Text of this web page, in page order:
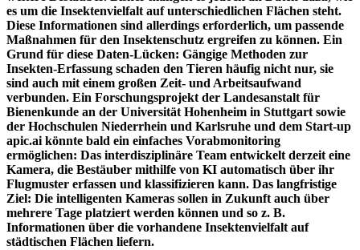
es um die Insektenvielfalt auf unterschiedlichen Flächen steht.
Diese Informationen sind allerdings erforderlich, um passende
Maßnahmen für den Insektenschutz ergreifen zu können. Ein
Grund für diese Daten-Lücken: Gängige Methoden zur
Insekten-Erfassung schaden den Tieren häufig nicht nur, sie
sind auch mit einem großen Zeit- und Arbeitsaufwand
verbunden. Ein Forschungsprojekt der Landesanstalt für
Bienenkunde an der Universität Hohenheim in Stuttgart sowie
der Hochschulen Niederrhein und Karlsruhe und dem Start-up
apic.ai könnte bald ein einfaches Vorabmonitoring
ermöglichen: Das interdisziplinäre Team entwickelt derzeit eine
Kamera, die Bestäuber mithilfe von KI automatisch über ihr
Flugmuster erfassen und klassifizieren kann. Das langfristige
Ziel: Die intelligenten Kameras sollen in Zukunft auch über
mehrere Tage platziert werden können und so z. B.
Informationen über die vorhandene Insektenvielfalt auf
städtischen Flächen liefern.